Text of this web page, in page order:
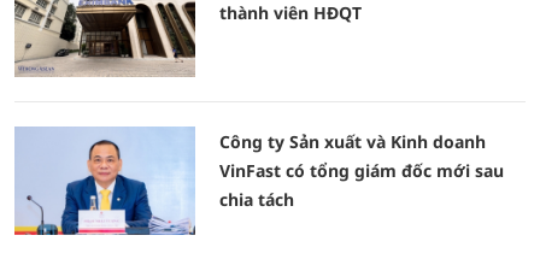
thành viên HĐQT
Công ty Sản xuất và Kinh doanh
VinFast có tổng giám đốc mới sau
chia tách